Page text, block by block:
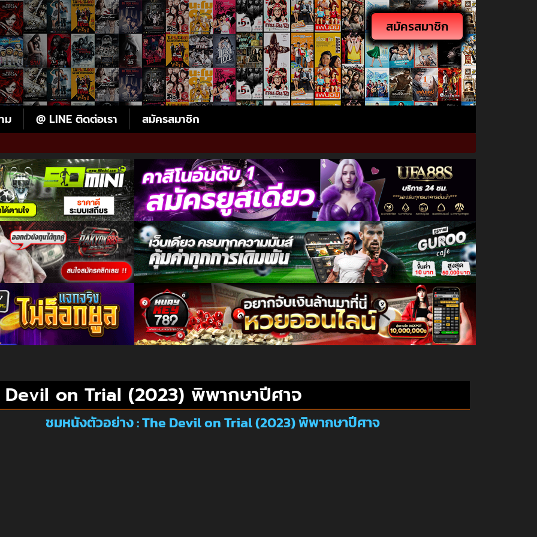
สมัครสมาชิก
ม @ LINE ติดต่อเรา สมัครสมาชิก
Devil on Trial (2023) พิพากษาปีศาจ
ชมหนังตัวอย่าง : The Devil on Trial (2023) พิพากษาปีศาจ